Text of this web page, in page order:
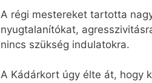
A régi mestereket tartotta
nyugtalanítókat,
nincs szükség indulatokra.
A Kádárkort úgy élte át, hogy